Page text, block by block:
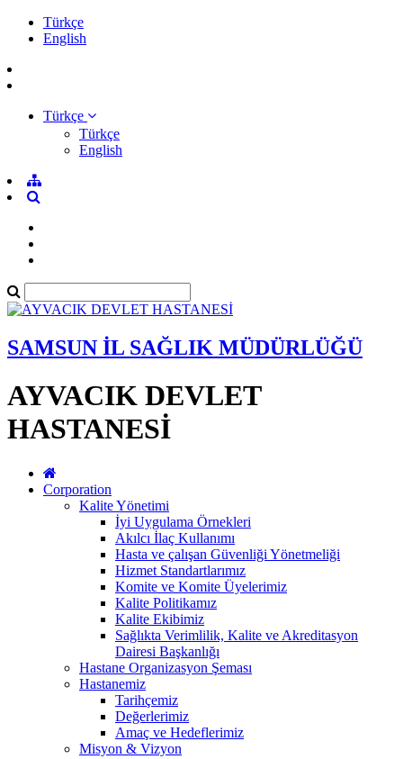
Türkçe
English
Türkçe
Türkçe
English
SAMSUN İL SAĞLIK MÜDÜRLÜĞÜ
AYVACIK DEVLET
HASTANESİ
Corporation
Kalite Yönetimi
İyi Uygulama Örnekleri
Akılcı İlaç Kullanımı
Hasta ve çalışan Güvenliği Yönetmeliği
Hizmet Standartlarımız
Komite ve Komite Üyelerimiz
Kalite Politikamız
Kalite Ekibimiz
Sağlıkta Verimlilik, Kalite ve Akreditasyon
Dairesi Başkanlığı
Hastane Organizasyon Şeması
Hastanemiz
Tarihçemiz
Değerlerimiz
Amaç ve Hedeflerimiz
Misyon & Vizyon